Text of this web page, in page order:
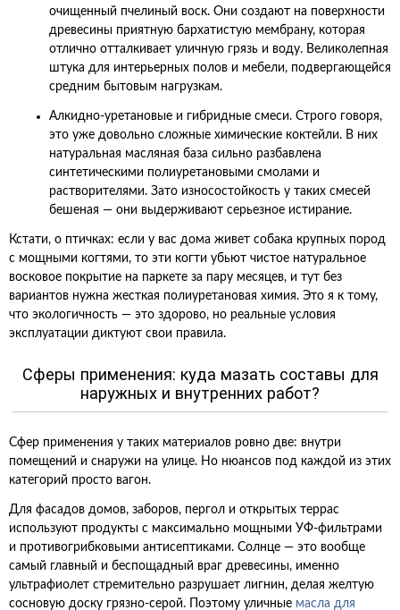
очищенный пчелиный воск. Они создают на поверхности
древесины приятную бархатистую мембрану, которая
отлично отталкивает уличную грязь и воду. Великолепная
штука для интерьерных полов и мебели, подвергающейся
средним бытовым нагрузкам.
Алкидно-уретановые и гибридные смеси. Строго говоря,
это уже довольно сложные химические коктейли. В них
натуральная масляная база сильно разбавлена
синтетическими полиуретановыми смолами и
растворителями. Зато износостойкость у таких смесей
бешеная — они выдерживают серьезное истирание.
Кстати, о птичках: если у вас дома живет собака крупных пород
с мощными когтями, то эти когти убьют чистое натуральное
восковое покрытие на паркете за пару месяцев, и тут без
вариантов нужна жесткая полиуретановая химия. Это я к тому,
что экологичность — это здорово, но реальные условия
эксплуатации диктуют свои правила.
Сферы применения: куда мазать составы для
наружных и внутренних работ?
Сфер применения у таких материалов ровно две: внутри
помещений и снаружи на улице. Но нюансов под каждой из этих
категорий просто вагон.
Для фасадов домов, заборов, пергол и открытых террас
используют продукты с максимально мощными УФ-фильтрами
и противогрибковыми антисептиками. Солнце — это вообще
самый главный и беспощадный враг древесины, именно
ультрафиолет стремительно разрушает лигнин, делая желтую
сосновую доску грязно-серой. Поэтому уличные масла для